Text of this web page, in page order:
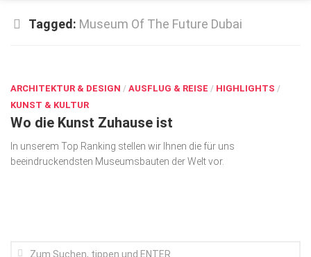
Top Gesundheitsforum Dresden / Ostsachsen
Geschäft
gesund & schön
Gesellschaft
Kunst & Kultur
Tagged: Museum Of The Future Dubai
ARCHITEKTUR & DESIGN / AUSFLUG & REISE / HIGHLIGHTS /
KUNST & KULTUR
Wo die Kunst Zuhause ist
In unserem Top Ranking stellen wir Ihnen die für uns
beeindruckendsten Museumsbauten der Welt vor.